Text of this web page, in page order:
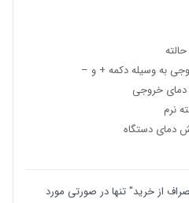
به وسیله دکمه + و –
نرم
دمای دستگاه
از خرید" تنها در صورتی مورد